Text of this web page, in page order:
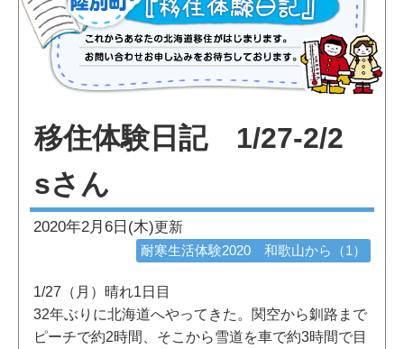
移住体験日記 1/27-2/2
sさん
2020年2月6日(木)更新
耐寒生活体験2020 和歌山から（1）
1/27（月）晴れ1日目
32年ぶりに北海道へやってきた。関空から釧路まで
ピーチで約2時間、そこから雪道を車で約3時間で目